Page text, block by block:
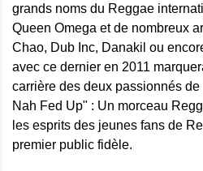
grands noms du Reggae
Queen Omega et de nombreux
Chao, Dub Inc, Danakil ou
avec ce dernier en 2011
carrière des deux passionnés
Nah Fed Up" : Un morceau
les esprits des jeunes fans de
premier public fidèle.